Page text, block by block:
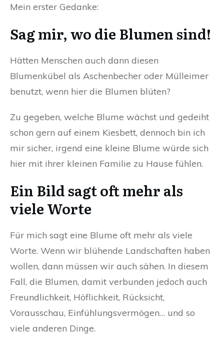
Mein erster Gedanke:
Sag mir, wo die Blumen sind!
Hätten Menschen auch dann diesen
Blumenkübel als Aschenbecher oder Mülleimer
benutzt, wenn hier die Blumen blüten?
Zu gegeben, welche Blume wächst und gedeiht
schon gern auf einem Kiesbett, dennoch bin ich
mir sicher, irgend eine kleine Blume würde sich
hier mit ihrer kleinen Familie zu Hause fühlen.
Ein Bild sagt oft mehr als
viele Worte
Für mich sagt eine Blume oft mehr als viele
Worte. Wenn wir blühende Landschaften haben
wollen, dann müssen wir auch sähen. In diesem
Fall, die Blumen, damit verbunden jedoch auch
Freundlichkeit, Höflichkeit, Rücksicht,
Vorausschau, Einfühlungsvermögen… und so
viele anderen Dinge.